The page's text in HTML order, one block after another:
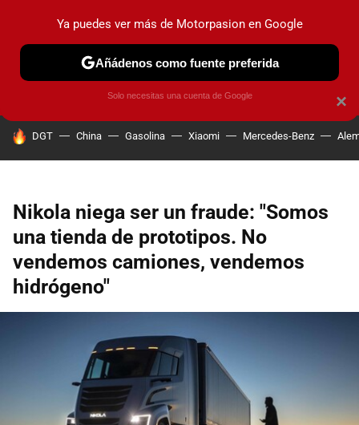
PRUEBAS COCHES ELÉCTRICOS OBSERVATORIO
HOY SE HABLA DE
DGT China Gasolina Xiaomi Mercedes-Benz
Nikola niega ser un fraude: "Somos
una tienda de prototipos. No
vendemos camiones, vendemos
hidrógeno"
×
Ya puedes ver más de Motorpasion en Google
Añádenos como fuente preferida
Solo necesitas una cuenta de Google